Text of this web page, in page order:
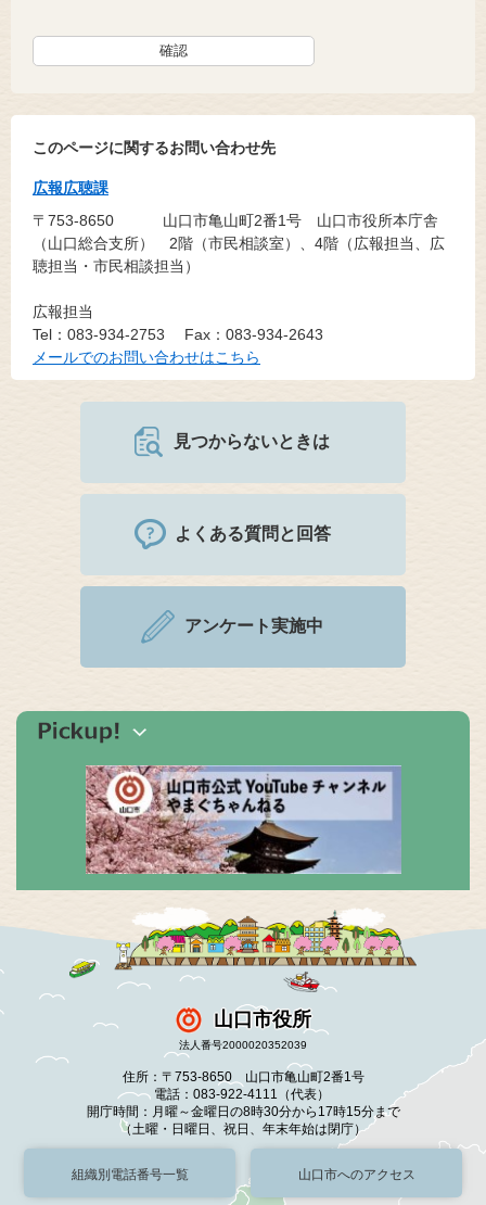
このページに関するお問い合わせ先
広報広聴課
〒753-8650
山口市亀山町2番1号 山口市役所本庁舎
（山口総合支所） 2階（市民相談室）、4階（広報担当、広
聴担当・市民相談担当）
広報担当
Tel：083-934-2753
Fax：083-934-2643
メールでのお問い合わせはこちら
見つからないときは
よくある質問と回答
アンケート実施中
山口市役所
法人番号2000020352039
住所：〒753-8650 山口市亀山町2番1号
電話：083-922-4111（代表）
開庁時間：月曜～金曜日の8時30分から17時15分まで
（土曜・日曜日、祝日、年末年始は閉庁）
組織別電話番号一覧 山口市へのアクセス